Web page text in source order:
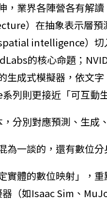
，業界各陣營各有解
）在抽象表示層預
intelligence）切
的核心命題；
生成式模擬器，依文
列則更接近「可互動
分別對應預測、生成
為一談的，還有數位
實體的數位映射」，
（如Isaac Sim、